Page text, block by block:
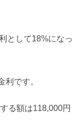
として18%になっ
利です。
る額は118,000円